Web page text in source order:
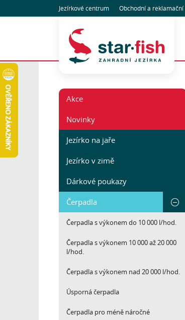
Jezírkové centrum Obchodnía reklamační
Akce
Novinky
Jezírko na jaře
Jezírko v zimě
Dárkové poukazy
Čerpadla
Čerpadla s výkonem do 10 000 l/hod.
Čerpadla s výkonem 10 000 až 20 000
l/hod.
Čerpadla s výkonem nad 20 000 l/hod.
Úsporná čerpadla
Čerpadla pro méně náročné